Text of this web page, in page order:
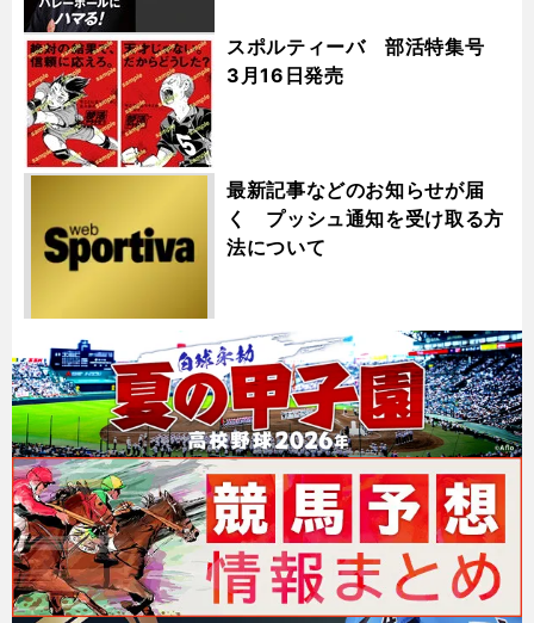
スポルティーバ 部活特集号
3月16日発売
最新記事などのお知らせが届
く プッシュ通知を受け取る方
法について